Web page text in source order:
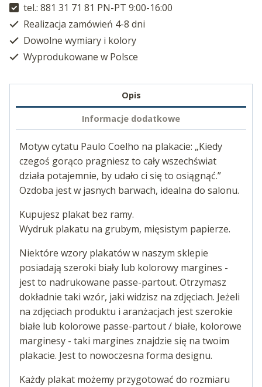
tel.: 881 31 71 81 PN-PT 9:00-16:00
Realizacja zamówień 4-8 dni
Dowolne wymiary i kolory
Wyprodukowane w Polsce
Opis
Informacje dodatkowe
Motyw cytatu Paulo Coelho na plakacie: „Kiedy
czegoś gorąco pragniesz to cały wszechświat
działa potajemnie, by udało ci się to osiągnąć.”
Ozdoba jest w jasnych barwach, idealna do salonu.
Kupujesz plakat bez ramy.
Wydruk plakatu na grubym, mięsistym papierze.
Niektóre wzory plakatów w naszym sklepie
posiadają szeroki biały lub kolorowy margines -
jest to nadrukowane passe-partout. Otrzymasz
dokładnie taki wzór, jaki widzisz na zdjęciach. Jeżeli
na zdjęciach produktu i aranżacjach jest szerokie
białe lub kolorowe passe-partout / białe, kolorowe
marginesy - taki margines znajdzie się na twoim
plakacie. Jest to nowoczesna forma designu.
Każdy plakat możemy przygotować do rozmiaru